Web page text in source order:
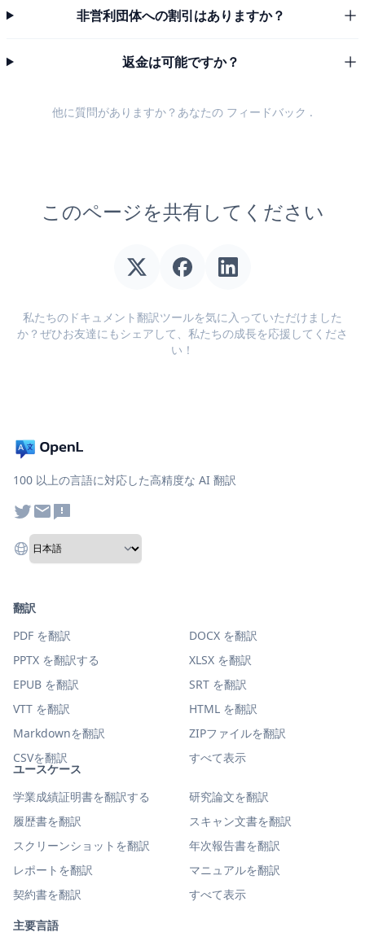
非営利団体への割引はありますか？
返金は可能ですか？
他に質問がありますか？あなたの フィードバック .
このページを共有してください
私たちのドキュメント翻訳ツールを気に入っていただけました
か？ぜひお友達にもシェアして、私たちの成長を応援してくださ
い！
100 以上の言語に対応した高精度な AI 翻訳
ユースケース
学業成績証明書を翻訳する
研究論文を翻訳
履歴書を翻訳
スキャン文書を翻訳
スクリーンショットを翻訳
年次報告書を翻訳
レポートを翻訳
マニュアルを翻訳
契約書を翻訳
すべて表示
主要言語
翻訳
PDF を翻訳
DOCX を翻訳
PPTX を翻訳する
XLSX を翻訳
EPUB を翻訳
SRT を翻訳
VTT を翻訳
HTML を翻訳
Markdownを翻訳
ZIPファイルを翻訳
CSVを翻訳
すべて表示